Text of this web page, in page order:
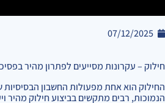
07/12/2025
חילוק – עקרונות מסייעים לפתרון מהיר
החילוק הוא אחת מפעולות החשבון
הנמוכות, רבים מתקשים בביצוע חילוק מהיר